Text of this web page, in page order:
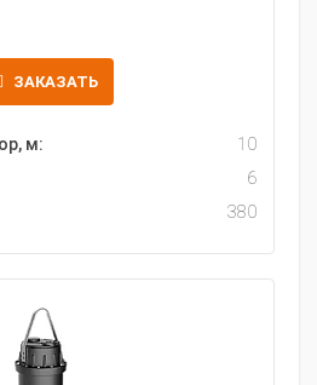
ЗАКАЗАТЬ
м:
10
6
380